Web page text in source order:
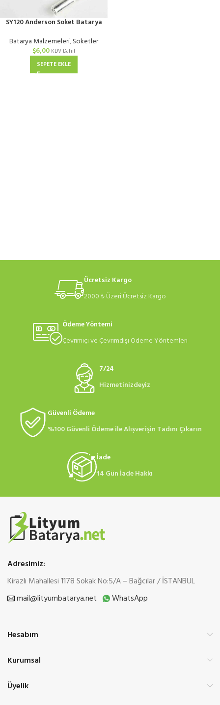
SY120 Anderson Soket Batarya
Batarya Malzemeleri,Soketler
$6,00 KDV Dahil
SEPETE EKLE
Ücretsiz Kargo
2000 ₺ Üzeri Ücretsiz Kargo
Ödeme Yöntemi
Çevrimiçi ve Çevrimdışı Ödeme Yöntemleri
7/24
Hizmetinizdeyiz
Güvenli Ödeme
%100 Güvenli Ödeme ile Alışverişin Tadını Çıkarın
İade
14 Gün İade Hakkı
Adresimiz:
Kirazlı Mahallesi 1178 Sokak No:5/A – Bağcılar / İSTANBUL
mail@lityumbatarya.net
WhatsApp
Hesabım
Kurumsal
Üyelik